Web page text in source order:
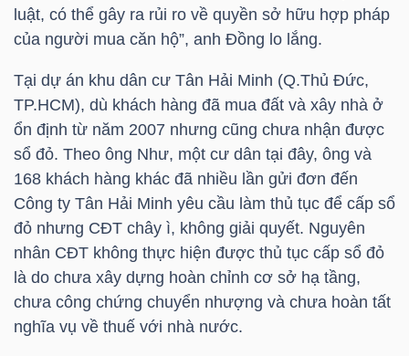
luật, có thể gây ra rủi ro về quyền sở hữu hợp pháp
của người mua căn hộ”, anh Đồng lo lắng.
Tại dự án khu dân cư Tân Hải Minh (Q.Thủ Đức,
TP.HCM), dù khách hàng đã mua đất và xây nhà ở
ổn định từ năm 2007 nhưng cũng chưa nhận được
sổ đỏ. Theo ông Như, một cư dân tại đây, ông và
168 khách hàng khác đã nhiều lần gửi đơn đến
Công ty Tân Hải Minh yêu cầu làm thủ tục để cấp sổ
đỏ nhưng CĐT chây ì, không giải quyết. Nguyên
nhân CĐT không thực hiện được thủ tục cấp sổ đỏ
là do chưa xây dựng hoàn chỉnh cơ sở hạ tầng,
chưa công chứng chuyển nhượng và chưa hoàn tất
nghĩa vụ về thuế với nhà nước.
LƯỢNG
NGUYÊN
VẬT
LIỆU
NGHIỆP